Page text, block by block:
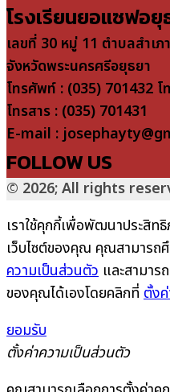
โรงเรียนยอแซฟอยุ
เลขที่ 30 หมู่ 11 ตำบลสำเ
จังหวัดพระนครศรีอยุธยา
โทรศัพท์ : (035) 701432
โทรสาร : (035) 701431
E-mail :
FOLLOW US
© 2026; All rights
เราใช้คุกกี้เพื่อพัฒนาประสิท
เว็บไซต์ของคุณ คุณสามารถ
ความเป็นส่วนตัว และสามาร
ของคุณได้เองโดยคลิกที่ ตั้ง
ยอมรับ
ตั้งค่าความเป็นส่วนตัว